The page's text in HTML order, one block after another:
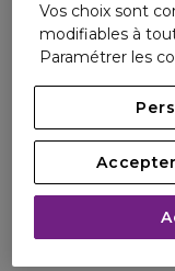
Vos choix sont
modifiables à
Paramétrer les